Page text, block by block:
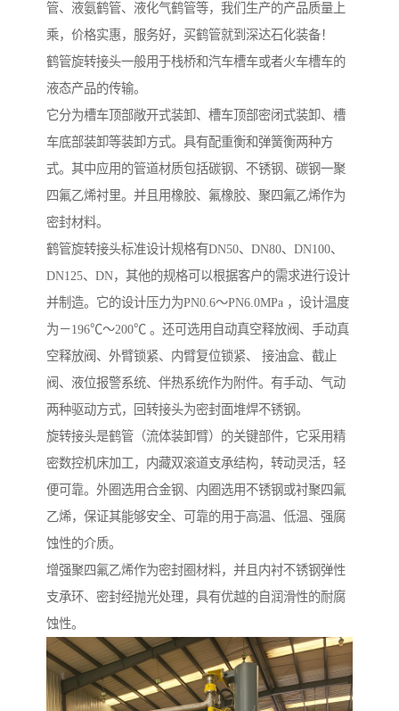
管、液氨鹤管、液化气鹤管等，我们生产的产品质量上
乘，价格实惠，服务好，买鹤管就到深达石化装备！
鹤管旋转接头一般用于栈桥和汽车槽车或者火车槽车的
液态产品的传输。
它分为槽车顶部敞开式装卸、槽车顶部密闭式装卸、槽
车底部装卸等装卸方式。具有配重衡和弹簧衡两种方
式。其中应用的管道材质包括碳钢、不锈钢、碳钢一聚
四氟乙烯衬里。并且用橡胶、氟橡胶、聚四氟乙烯作为
密封材料。
鹤管旋转接头标准设计规格有DN50、DN80、DN100、
DN125、DN，其他的规格可以根据客户的需求进行设计
并制造。它的设计压力为PN0.6～PN6.0MPa ，设计温度
为－196℃～200℃ 。还可选用自动真空释放阀、手动真
空释放阀、外臂锁紧、内臂复位锁紧、 接油盒、截止
阀、液位报警系统、伴热系统作为附件。有手动、气动
两种驱动方式，回转接头为密封面堆焊不锈钢。
旋转接头是鹤管（流体装卸臂）的关键部件，它采用精
密数控机床加工，内藏双滚道支承结构，转动灵活，轻
便可靠。外圈选用合金钢、内圈选用不锈钢或衬聚四氟
乙烯，保证其能够安全、可靠的用于高温、低温、强腐
蚀性的介质。
增强聚四氟乙烯作为密封圈材料，并且内衬不锈钢弹性
支承环、密封经抛光处理，具有优越的自润滑性的耐腐
蚀性。